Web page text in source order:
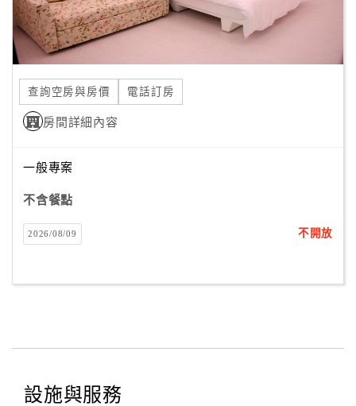
度
訂
單
管
理
員
戶
客
絡
查詢空房與房價 電話訂房
房間詳細內容
一般專案
不含餐點
2026/08/09 不開放
設施與服務